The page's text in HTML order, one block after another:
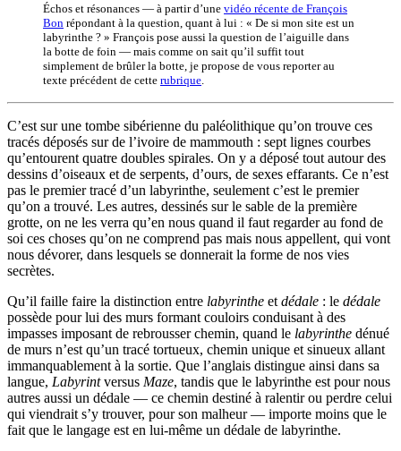
Échos et résonances — à partir d’une vidéo récente de François
Bon répondant à la question, quant à lui : « De si mon site est un
labyrinthe ? » François pose aussi la question de l’aiguille dans
la botte de foin — mais comme on sait qu’il suffit tout
simplement de brûler la botte, je propose de vous reporter au
texte précédent de cette rubrique
C’est sur une tombe sibérienne du paléolithique qu’on trouve ces
tracés déposés sur de l’ivoire de mammouth : sept lignes courbes
qu’entourent quatre doubles spirales. On y a déposé tout autour des
dessins d’oiseaux et de serpents, d’ours, de sexes effarants. Ce n’est
pas le premier tracé d’un labyrinthe, seulement c’est le premier
qu’on a trouvé. Les autres, dessinés sur le sable de la première
grotte, on ne les verra qu’en nous quand il faut regarder au fond de
soi ces choses qu’on ne comprend pas mais nous appellent, qui vont
nous dévorer, dans lesquels se donnerait la forme de nos vies
secrètes.
Qu’il faille faire la distinction entre labyrinthe et dédale : le dédale
possède pour lui des murs formant couloirs conduisant à des
impasses imposant de rebrousser chemin, quand le labyrinthe dénué
de murs n’est qu’un tracé tortueux, chemin unique et sinueux allant
immanquablement à la sortie. Que l’anglais distingue ainsi dans sa
langue, Labyrintversus Maze, tandis que le labyrinthe est pour nous
autres aussi un dédale — ce chemin destiné à ralentir ou perdre celui
qui viendrait s’y trouver, pour son malheur — importe moins que le
fait que le langage est en lui-même un dédale de labyrinthe.